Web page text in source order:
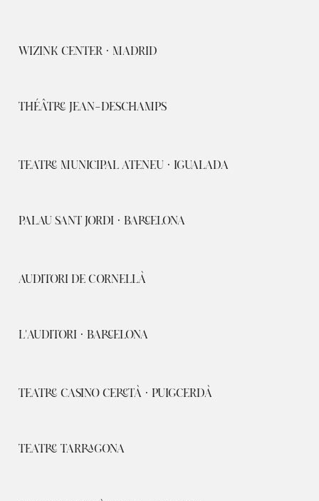
WIZINK CENTER · MADRID
THÉÂTRE JEAN-DESCHAMPS
TEATRE MUNICIPAL ATENEU · IGUALADA
PALAU SANT JORDI · BARCELONA
AUDITORI DE CORNELLÀ
L'AUDITORI · BARCELONA
TEATRE CASINO CERETÀ · PUIGCERDÀ
TEATRE TARRAGONA